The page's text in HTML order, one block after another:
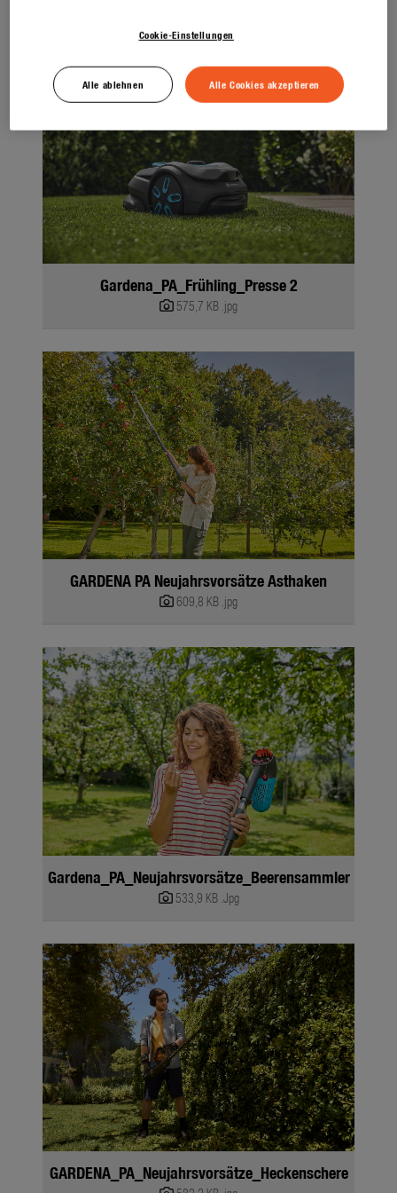
Gardena_PA_Frühling_Presse 2
575,7 KB .jpg
GARDENA PA Neujahrsvorsätze Asthaken
609,8 KB .jpg
Gardena_PA_Neujahrsvorsätze_Beerensammler
533,9 KB .Jpg
GARDENA_PA_Neujahrsvorsätze_Heckenschere
Cookie-Einstellungen
Alle ablehnen Alle Cookies akzeptieren